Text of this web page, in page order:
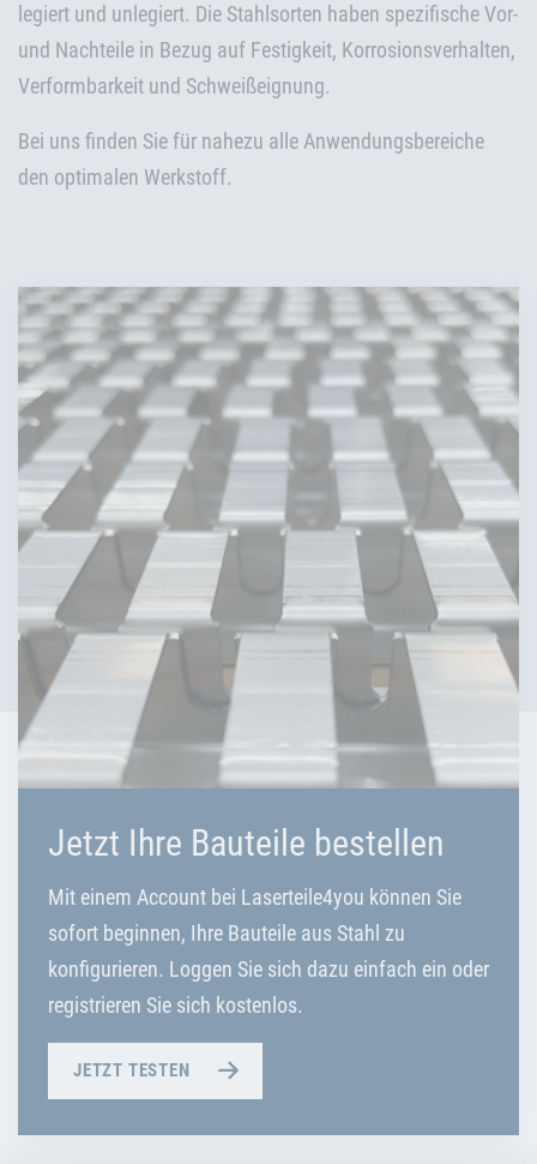
legiert und unlegiert. Die Stahlsorten haben spezifische Vor-
und Nachteile in Bezug auf Festigkeit, Korrosionsverhalten,
Verformbarkeit und Schweißeignung.
Bei uns finden Sie für nahezu alle Anwendungsbereiche
den optimalen Werkstoff.
Jetzt Ihre Bauteile bestellen
Mit einem Account bei Laserteile4you können Sie
sofort beginnen, Ihre Bauteile aus Stahl zu
konfigurieren. Loggen Sie sich dazu einfach ein oder
registrieren Sie sich kostenlos.
JETZT TESTEN